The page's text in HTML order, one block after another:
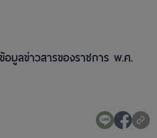
มูลข่าวสารของราชการ พ.ศ.